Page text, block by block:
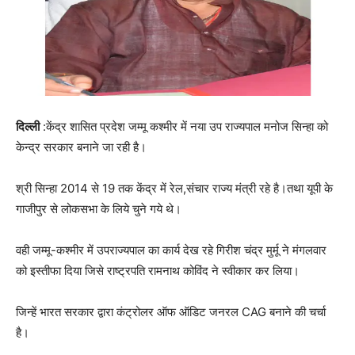
दिल्ली:केंद्र शासित प्रदेश जम्मू कश्मीर में नया उप राज्यपाल मनोज सिन्हा को
केन्द्र सरकार बनाने जा रही है।
श्री सिन्हा 2014 से 19 तक केंद्र में रेल,संचार राज्य मंत्री रहे है।तथा यूपी के
गाजीपुर से लोकसभा के लिये चुने गये थे।
वही जम्मू-कश्मीर में उपराज्यपाल का कार्य देख रहे गिरीश चंद्र मुर्मू ने मंगलवार
को इस्तीफा दिया जिसे राष्ट्रपति रामनाथ कोविंद ने स्वीकार कर लिया।
जिन्हें भारत सरकार द्वारा कंट्रोलर ऑफ ऑडिट जनरल CAG बनाने की चर्चा
है।